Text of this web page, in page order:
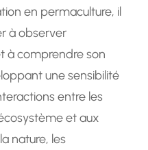
en permaculture, il
à observer
à comprendre son
une sensibilité
entre les
et aux
nature, les